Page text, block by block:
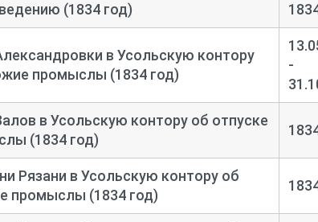
(1834 год)
в Усольскую контору
промыслы (1834 год)
-
в Усольскую контору об отпуске
(1834 год)
Рязани в Усольскую контору об
промыслы (1834 год)